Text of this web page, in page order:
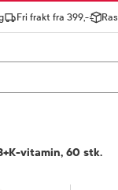
Fri frakt fra 399,-
vitamin, 60 stk.